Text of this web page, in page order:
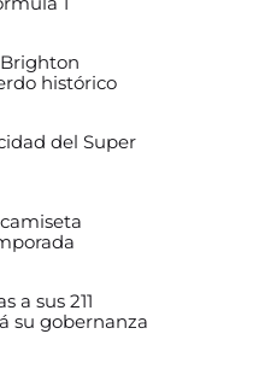
histórico
del Super
a sus 211
su gobernanza